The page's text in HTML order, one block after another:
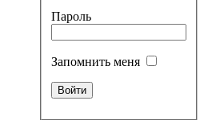
Пароль
Запомнить меня